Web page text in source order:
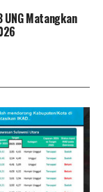
Matangkan